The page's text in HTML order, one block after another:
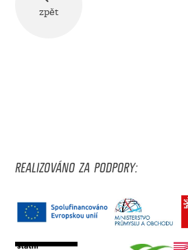
zpět
REALIZOVÁNO ZA PODPORY: